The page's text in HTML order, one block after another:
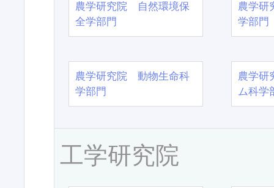
農学研究院 自然環境保
全学部門
農学
学部門
農学研究院 動物生命科
学部門
農学
ム科学
工学研究院